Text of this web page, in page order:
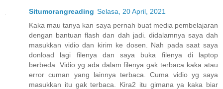
Situmorangreading Selasa, 20 April, 2021
Kaka mau tanya kan saya pernah buat media pembelajaran
dengan bantuan flash dan dah jadi. didalamnya saya dah
masukkan vidio dan kirim ke dosen. Nah pada saat saya
donload lagi filenya dan saya buka filenya di laptop
berbeda. Vidio yg ada dalam filenya gak terbaca kaka atau
error cuman yang lainnya terbaca. Cuma vidio yg saya
masukkan itu gak terbaca. Kira2 itu gimana ya kaka biar